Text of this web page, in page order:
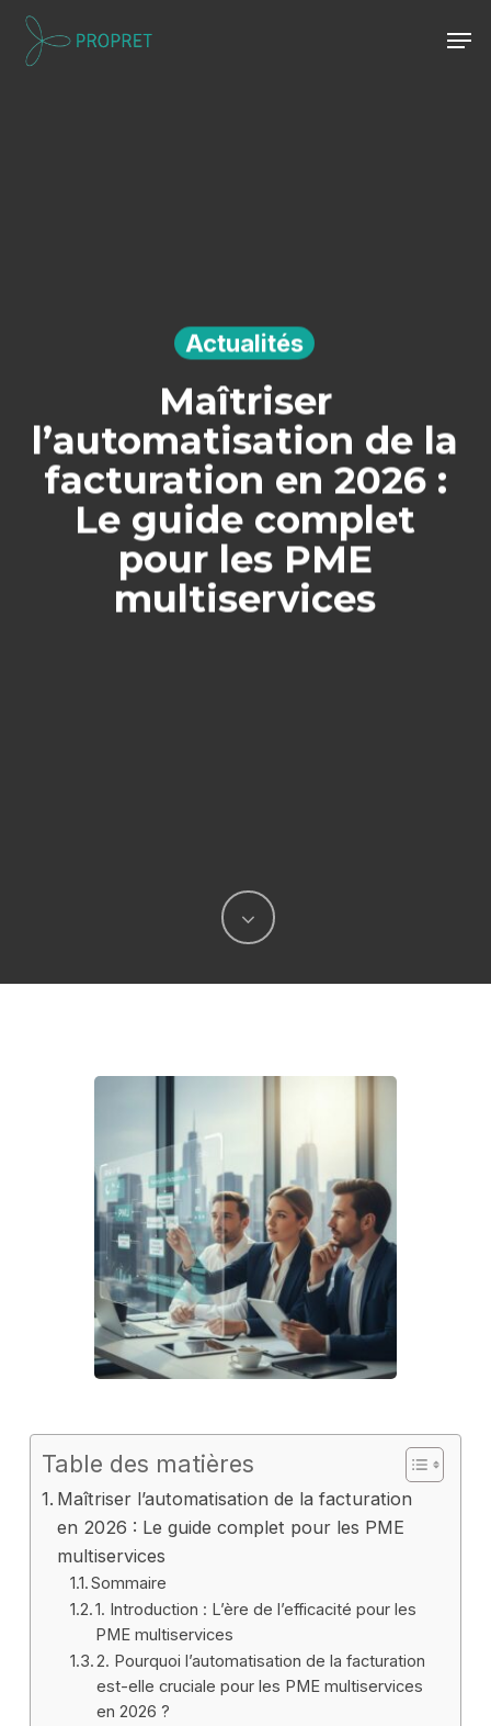
Skip
Actualités
Maîtriser
l’automatisation de la
facturation en 2026 :
Le guide complet
pour les PME
multiservices
Table des matières
Maîtriser l’automatisation de la facturation
en 2026 : Le guide complet pour les PME
multiservices
Sommaire
1. Introduction : L’ère de l’efficacité pour les
PME multiservices
2. Pourquoi l’automatisation de la facturation
est-elle cruciale pour les PME multiservices
en 2026 ?